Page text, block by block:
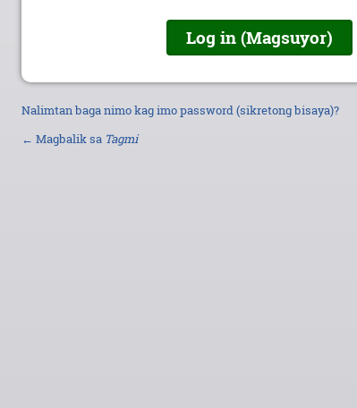
Nalimtan baga nimo kag imo password (sikretong bisaya)?
← Magbalik sa Tagmi